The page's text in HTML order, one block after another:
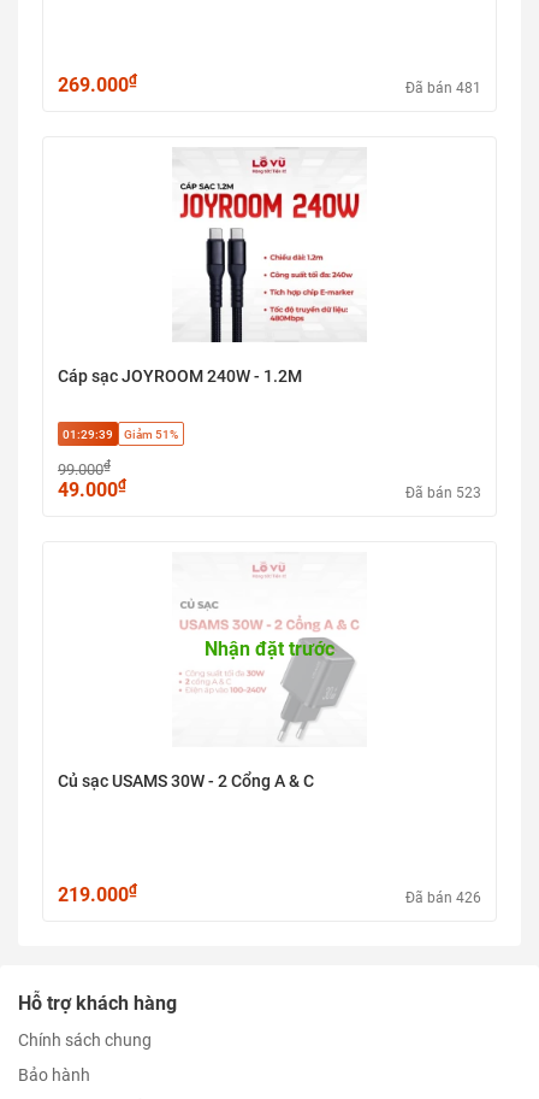
269.000₫ Đã bán 481
Cáp sạc JOYROOM 240W - 1.2M
01:29:38 Giảm 51%
99.000₫
49.000₫ Đã bán 523
Nhận đặt trước
Củ sạc USAMS 30W - 2 Cổng A & C
219.000₫ Đã bán 426
Hỗ trợ khách hàng
Chính sách chung
Bảo hành